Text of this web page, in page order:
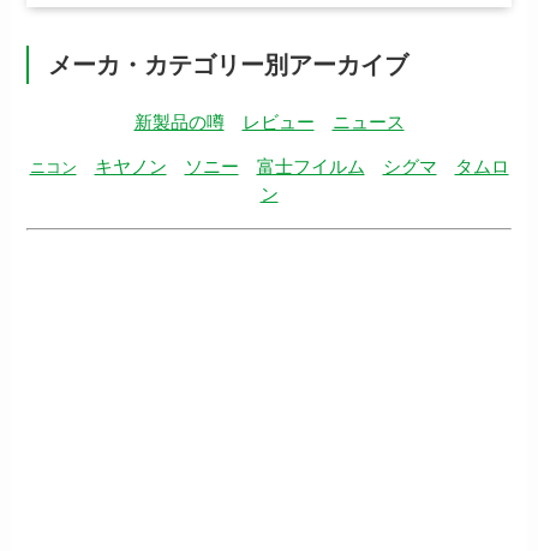
メーカ・カテゴリー別アーカイブ
新製品の噂 レビュー ニュース
ニコン キヤノン ソニー 富士フイルム シグマ
タムロ
ン